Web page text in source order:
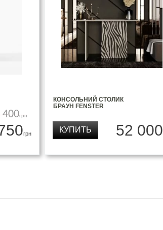
400грн
грн
КОНСОЛЬНИЙ СТОЛИК
БРАУН FENSTER
52 000
КУПИТЬ